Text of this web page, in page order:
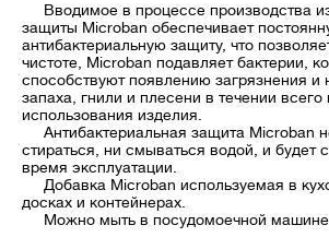
Вводимое в процессе производства
защиты Microban обеспечивает
антибактериальную защиту, что
чистоте, Microban подавляет бактерии,
способствуют появлению загрязнения и
запаха, гнили и плесени в течении
использования изделия.
Антибактериальная защита Microban
стираться, ни смываться водой, и будет
время эксплуатации.
Добавка Microban используемая в
досках и контейнерах.
Можно мыть в посудомоечной машине.